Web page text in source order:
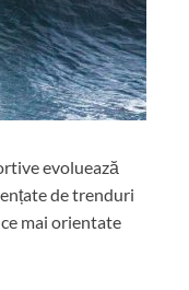
evoluează
de trenduri
mai orientate